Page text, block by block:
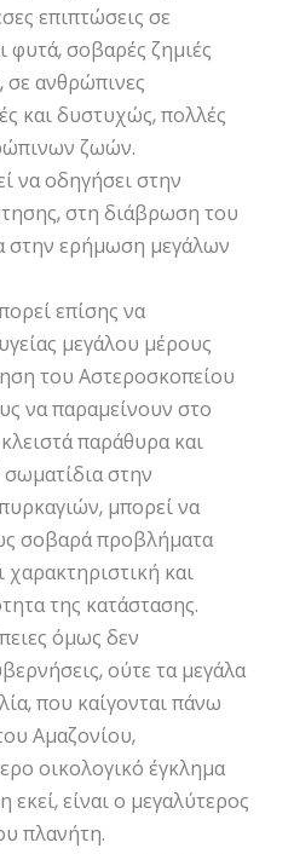
επιπτώσεις σε
φυτά, σοβαρές ζημιές
σε ανθρώπινες
και δυστυχώς, πολλές
ζωών.
να οδηγήσει στην
στη διάβρωση του
στην ερήμωση μεγάλων
επίσης να
μεγάλου μέρους
του Αστεροσκοπείου
να παραμείνουν στο
παράθυρα και
στην
μπορεί να
σοβαρά προβλήματα
και
της κατάστασης.
όμως δεν
ούτε τα μεγάλα
που καίγονται πάνω
Αμαζονίου,
οικολογικό έγκλημα
είναι ο μεγαλύτερος
πλανήτη.